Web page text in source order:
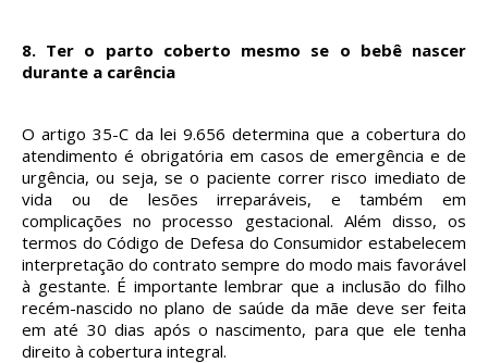
8. Ter o parto coberto mesmo se o bebê nascer
durante a carência
O artigo 35-C da lei 9.656 determina que a cobertura do
atendimento é obrigatória em casos de emergência e de
urgência, ou seja, se o paciente correr risco imediato de
vida ou de lesões irreparáveis, e também em
complicações no processo gestacional. Além disso, os
termos do Código de Defesa do Consumidor estabelecem
interpretação do contrato sempre do modo mais favorável
à gestante. É importante lembrar que a inclusão do filho
recém-nascido no plano de saúde da mãe deve ser feita
em até 30 dias após o nascimento, para que ele tenha
direito à cobertura integral.